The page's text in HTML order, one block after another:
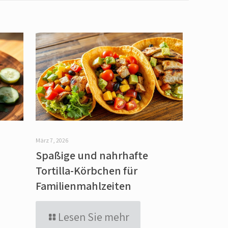
März 7, 2026
Spaßige und nahrhafte
Tortilla-Körbchen für
Familienmahlzeiten
Lesen Sie mehr